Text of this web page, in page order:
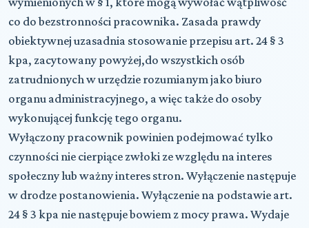
co do bezstronności pracownika. Zasada prawdy
obiektywnej uzasadnia stosowanie przepisu art. 24 § 3
kpa, zacytowany powyżej,do wszystkich osób
zatrudnionych w urzędzie rozumianym jako biuro
organu administracyjnego, a więc także do osoby
wykonującej funkcję tego organu.
Wyłączony pracownik powinien podejmować tylko
czynności nie cierpiące zwłoki ze względu na interes
społeczny lub ważny interes stron. Wyłączenie następuje
w drodze postanowienia. Wyłączenie na podstawie art.
24 § 3 kpa nie następuje bowiem z mocy prawa. Wydaje